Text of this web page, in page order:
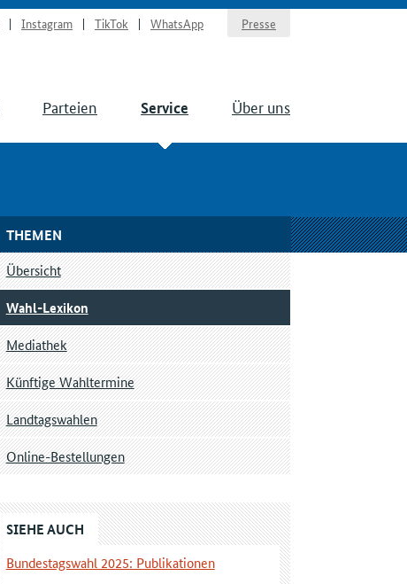
Instagram TikTok WhatsApp Presse
Parteien Service Über uns
THEMEN
Übersicht
Wahl-Lexikon
Mediathek
Künftige Wahltermine
Landtagswahlen
Online-Bestellungen
SIEHE AUCH
Bundestagswahl 2025: Publikationen